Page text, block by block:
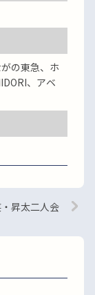
の東急、ホ
、アベ
昇太二人会